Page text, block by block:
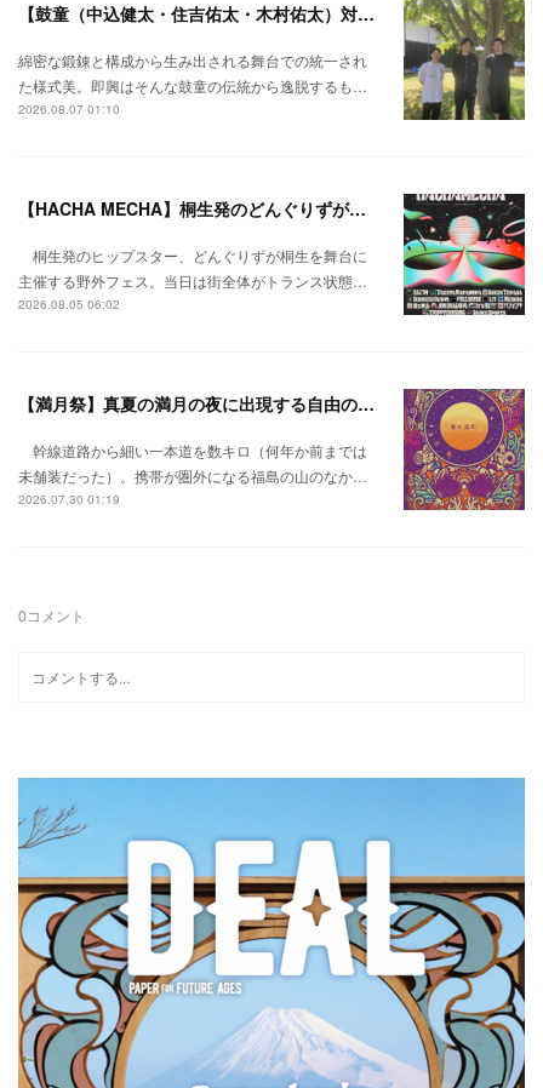
【鼓童（中込健太・住吉佑太・木村佑太）対談】即興で得られる新たな感覚。
綿密な鍛錬と構成から生み出される舞台での統一され
た様式美。即興はそんな鼓童の伝統から逸脱するも…
2026.08.07 01:10
【HACHA MECHA】桐生発のどんぐりずが桐生をハチャメチャに彩る。
桐生発のヒップスター、どんぐりずが桐生を舞台に
主催する野外フェス。当日は街全体がトランス状態…
2026.08.05 06:02
【満月祭】真夏の満月の夜に出現する自由の桃源郷。
幹線道路から細い一本道を数キロ（何年か前までは
未舗装だった）。携帯が圏外になる福島の山のなか…
2026.07.30 01:19
0コメント